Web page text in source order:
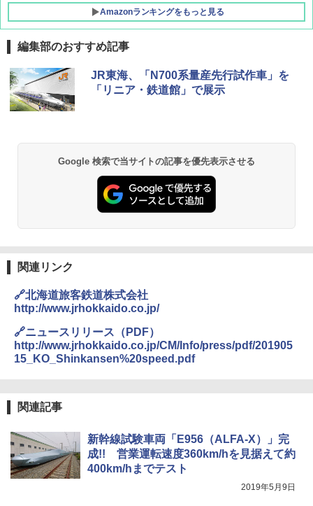
Amazonランキングをもっと見る
DEWEL パラソル 大型 ビーチ アウトドアパ
ラソル ガーデン サイトシート付 折りたたみ
防水 UVカット 4段階高さ調整 軽量 収納袋付
026リニューアル 急速冷凍 空間倍増 衛生的
コンパクト 保冷力長持ち
￥680
熊撃退スプレー 熊よけスプレー 熊スプレー
【日本企業販売】超強力クマ対策スプレー 30
送
￥3,680
編集部のおすすめ記事
JR東海、「N700系量産先行試作車」を
「リニア・鉄道館」で展示
Google 検索で当サイトの記事を優先表示させる
関連リンク
🔗北海道旅客鉄道株式会社
http://www.jrhokkaido.co.jp/
🔗ニュースリリース（PDF）
http://www.jrhokkaido.co.jp/CM/Info/press/pdf/201905
15_KO_Shinkansen%20speed.pdf
関連記事
新幹線試験車両「E956（ALFA-X）」完
成!! 営業運転速度360km/hを見据えて約
400km/hまでテスト
2019年5月9日